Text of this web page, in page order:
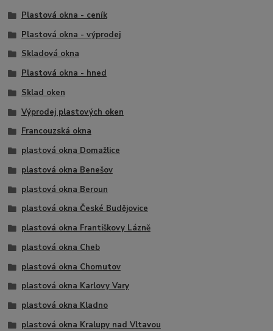
Plastová okna - ceník
Plastová okna - výprodej
Skladová okna
Plastová okna - hned
Sklad oken
Výprodej plastových oken
Francouzská okna
plastová okna Domažlice
plastová okna Benešov
plastová okna Beroun
plastová okna České Budějovice
plastová okna Františkovy Lázně
plastová okna Cheb
plastová okna Chomutov
plastová okna Karlovy Vary
plastová okna Kladno
plastová okna Kralupy nad Vltavou